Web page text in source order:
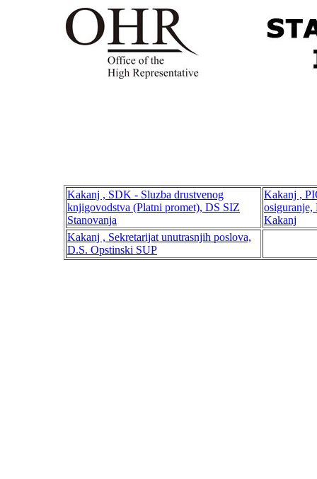
Kakanj , SDK - Sluzba drustvenog
knjigovodstva (Platni promet), DS SIZ
Stanovanja
Kakanj ,
osiguranje,
Kakanj
Kakanj , Sekretarijat unutrasnjih poslova,
D.S. Opstinski SUP